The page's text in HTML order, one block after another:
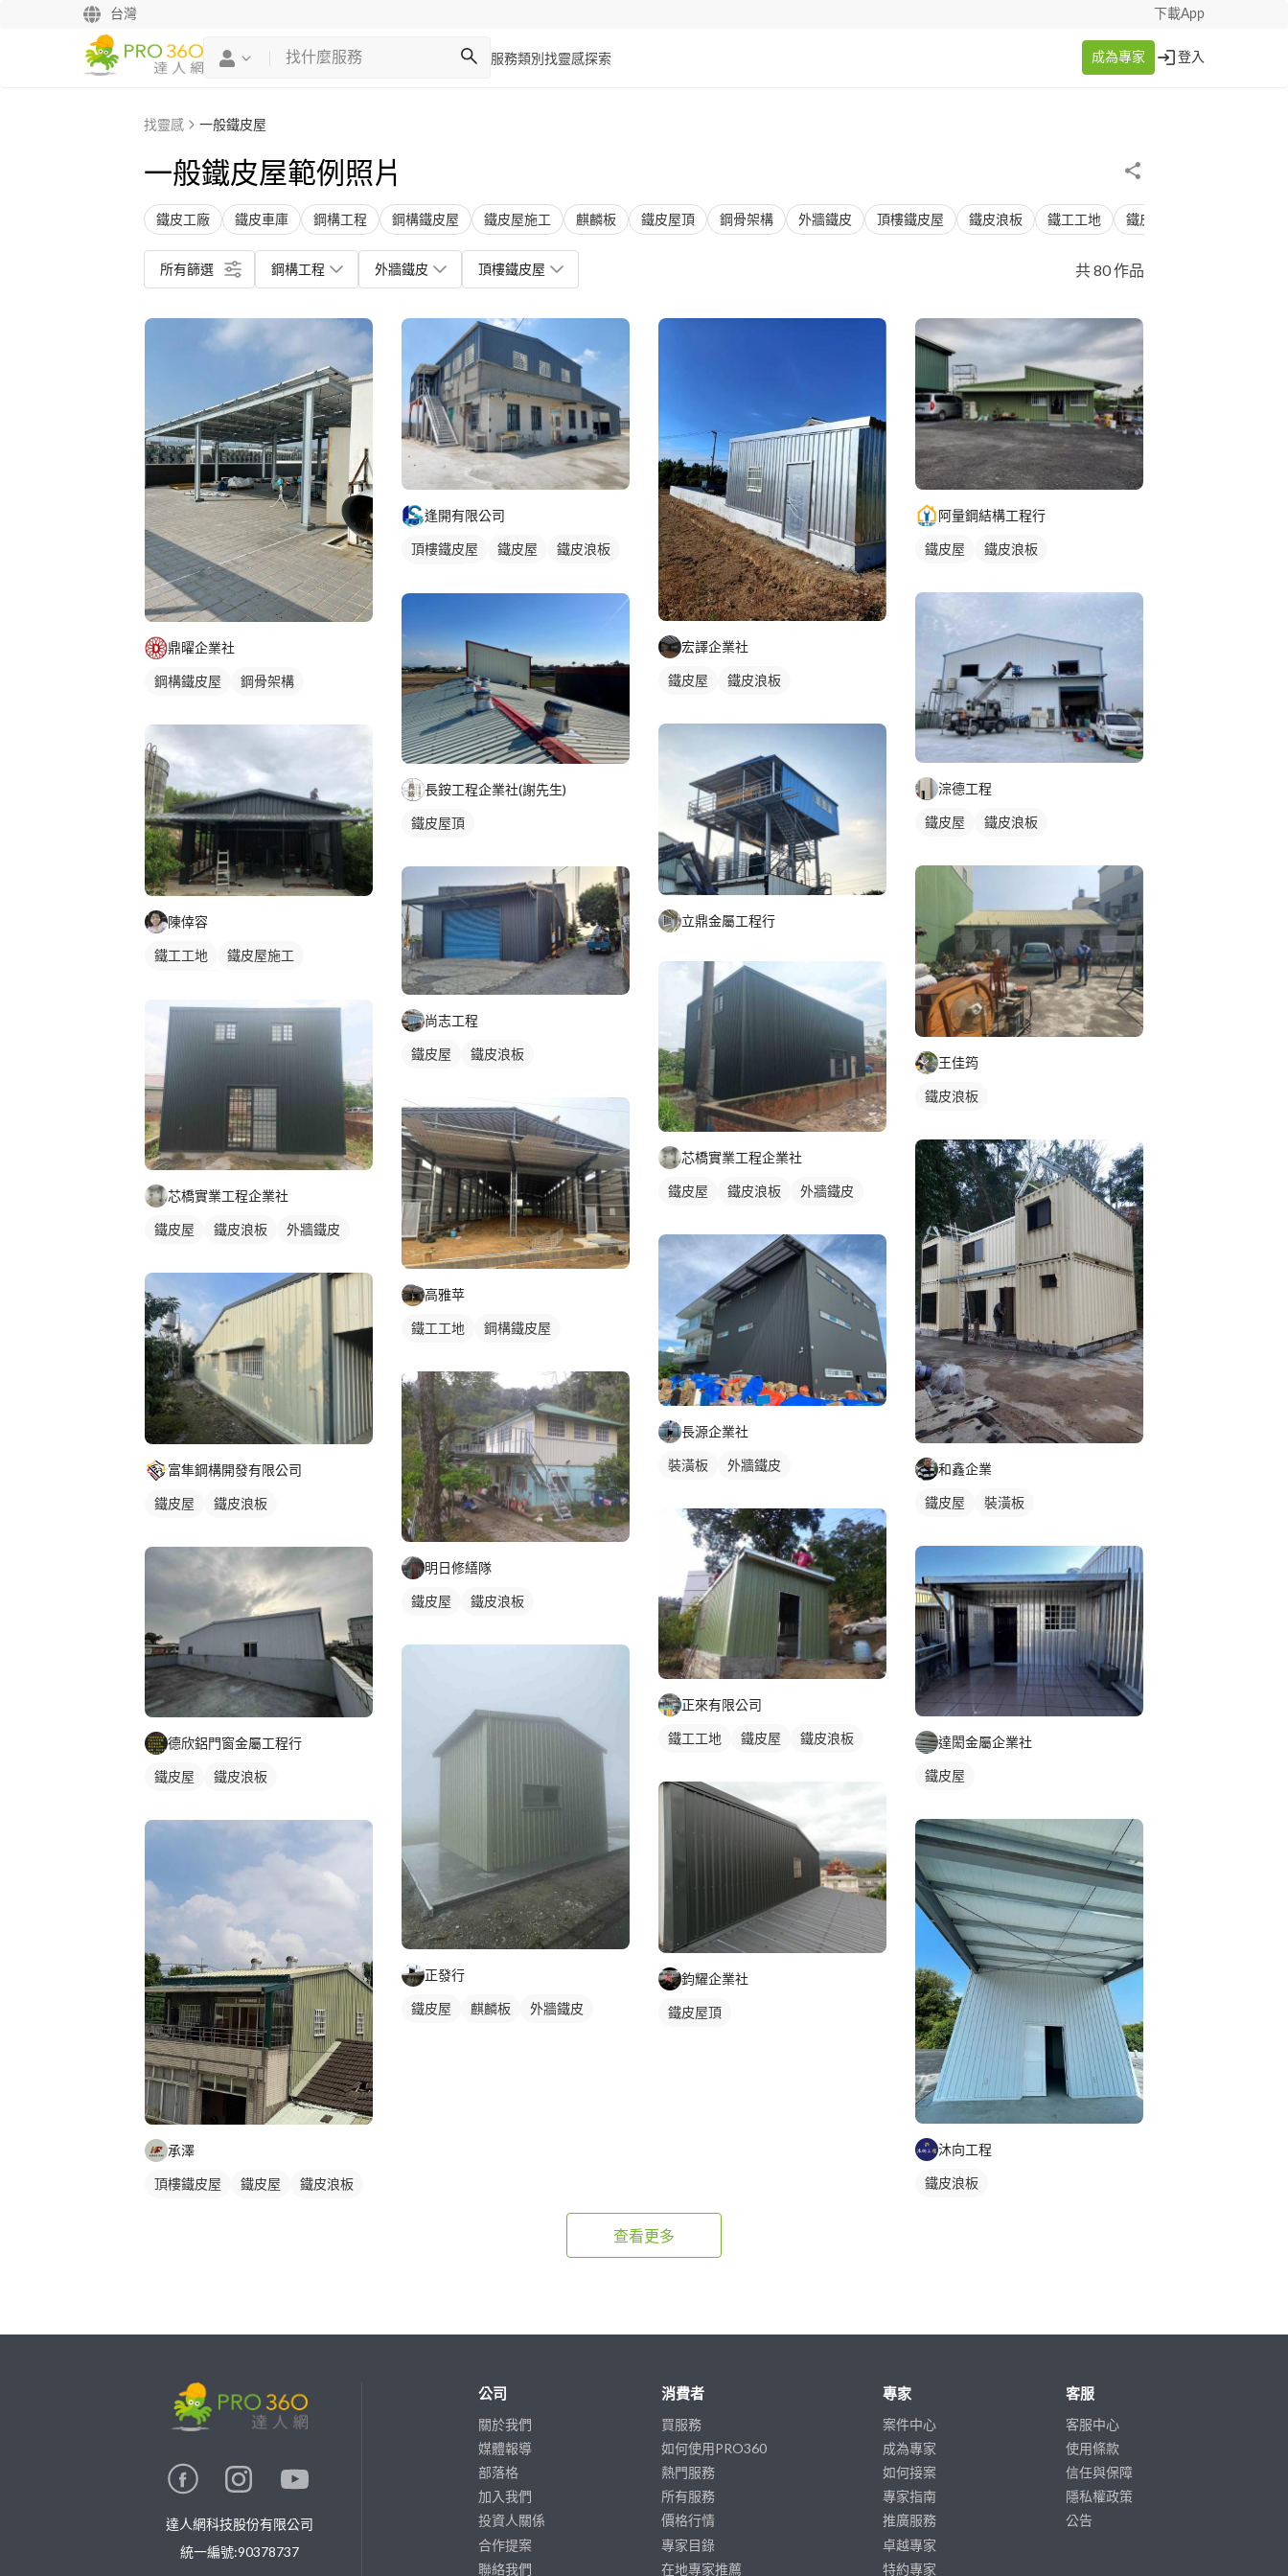
台灣 下載App
服務類別 找靈感探索 成為專家 登入
找靈感 一般鐵皮屋
一般鐵皮屋範例照片
鐵皮工廠 鐵皮車庫 鋼構工程 鋼構鐵皮屋 鐵皮屋施工 麒麟板 鐵皮屋頂 鋼骨架構 外牆鐵皮 頂樓鐵皮屋 鐵皮浪板 鐵工工地 鐵皮屋
所有篩選 鋼構工程 外牆鐵皮 頂樓鐵皮屋 共 80 作品
鼎曜企業社
鋼構鐵皮屋 鋼骨架構
陳倖容
鐵工工地
鐵皮屋施工
芯橋實業工程企業社
鐵皮屋 鐵皮浪板 外牆鐵皮
富隼鋼構開發有限公司
鐵皮屋 鐵皮浪板
德欣鋁門窗金屬工程行
鐵皮屋 鐵皮浪板
承澤
頂樓鐵皮屋 鐵皮屋 鐵皮浪板
逢開有限公司
頂樓鐵皮屋 鐵皮屋
鐵皮浪板
長銨工程企業社(謝先生)
鐵皮屋頂
尚志工程
鐵皮屋 鐵皮浪板
高雅苹
鐵工工地 鋼構鐵皮屋
明日修繕隊
鐵皮屋 鐵皮浪板
正發行
鐵皮屋 麒麟板 外牆鐵皮
宏譯企業社
鐵皮屋 鐵皮浪板
立鼎金屬工程行
芯橋實業工程企業社
鐵皮屋 鐵皮浪板 外牆鐵皮
長源企業社
裝潢板 外牆鐵皮
正來有限公司
鐵工工地 鐵皮屋 鐵皮浪板
鈞耀企業社
鐵皮屋頂
阿量鋼結構工程行
鐵皮屋 鐵皮浪板
淙德工程
鐵皮屋 鐵皮浪板
王佳筠
鐵皮浪板
和鑫企業
鐵皮屋 裝潢板
達閎金屬企業社
鐵皮屋
沐向工程
鐵皮浪板
查看更多
達人網科技股份有限公司
統一編號:90378737
公司
關於我們
媒體報導
部落格
加入我們
投資人關係
合作提案
聯絡我們
消費者
買服務
如何使用PRO360
熱門服務
所有服務
價格行情
專家目錄
在地專家推薦
專家
案件中心
成為專家
如何接案
專家指南
推廣服務
卓越專家
特約專家
客服
客服中心
使用條款
信任與保障
隱私權政策
公告